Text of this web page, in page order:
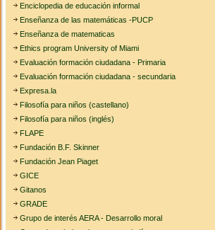
Enciclopedia de educación informal
Enseñanza de las matemáticas -PUCP
Enseñanza de matematicas
Ethics program University of Miami
Evaluación formación ciudadana - Primaria
Evaluación formación ciudadana - secundaria
Expresa.la
Filosofía para niños (castellano)
Filosofía para niños (inglés)
FLAPE
Fundación B.F. Skinner
Fundación Jean Piaget
GICE
Gitanos
GRADE
Grupo de interés AERA - Desarrollo moral